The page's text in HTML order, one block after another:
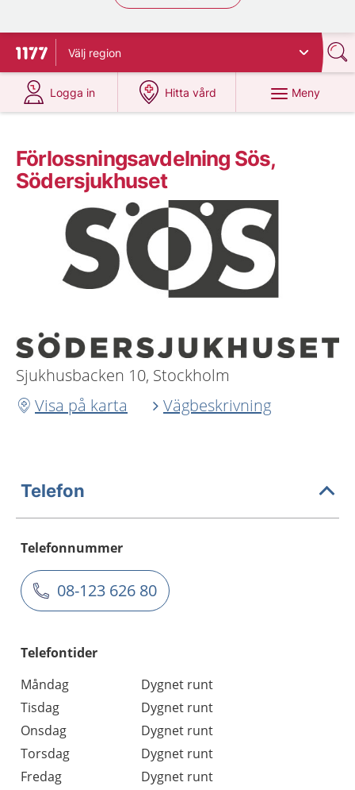
Till startsidan för 1177
Välj region
Logga in
på 1177.se
Hitta vård
på 1177.se
Meny
Förlossningsavdelning Sös,
Södersjukhuset
Sjukhusbacken 10, Stockholm
Visa på karta
Vägbeskrivning
Telefon
Telefonnummer
08-123 626 80
Telefontider
Måndag
Dygnet runt
Tisdag
Dygnet runt
Onsdag
Dygnet runt
Torsdag
Dygnet runt
Fredag
Dygnet runt